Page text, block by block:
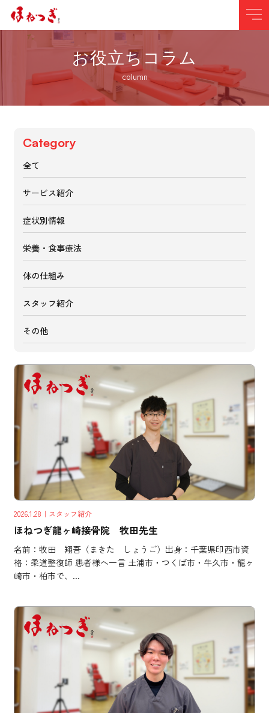
お役立ちコラム
column
2026.1.28 ｜スタッフ紹介
ほねつぎ龍ヶ崎接骨院 牧田先生
名前：牧田 翔吾（まきた しょうご）出身：千葉県印西市資
格：柔道整復師 患者様へ一言 土浦市・つくば市・牛久市・龍ヶ
崎市・柏市で、...
Category
全て
サービス紹介
症状別情報
栄養・食事療法
体の仕組み
スタッフ紹介
その他